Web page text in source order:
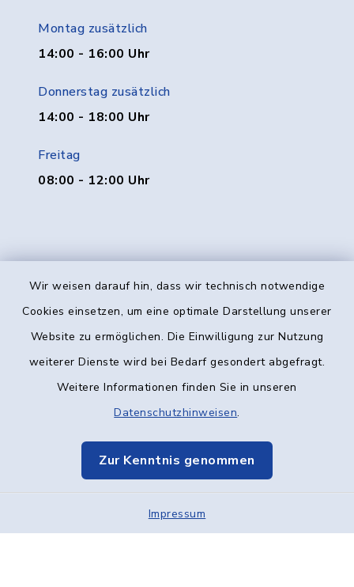
Wir weisen darauf hin, dass wir technisch notwendige
Cookies einsetzen, um eine optimale Darstellung unserer
Website zu ermöglichen. Die Einwilligung zur Nutzung
weiterer Dienste wird bei Bedarf gesondert abgefragt.
Weitere Informationen finden Sie in unseren
Datenschutzhinweisen.
Zur Kenntnis genommen
Impressum
Montag zusätzlich
14:00 - 16:00 Uhr
Donnerstag zusätzlich
14:00 - 18:00 Uhr
Freitag
08:00 - 12:00 Uhr
Kontakt
Datenschutz
Elektronische Kommunikation
Sitemap